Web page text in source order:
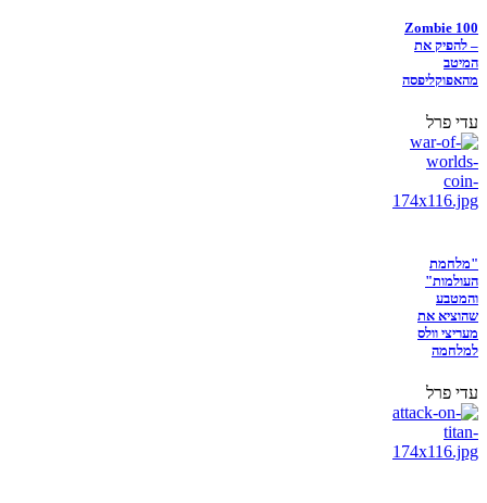
Zombie 100
– להפיק את
המיטב
מהאפוקליפסה
עדי פרל
"מלחמת
העולמות"
והמטבע
שהוציא את
מעריצי וולס
למלחמה
עדי פרל